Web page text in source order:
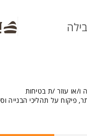
ו/או עוזר /ת בטיחות
פיקוח על תהליכי הבנייה